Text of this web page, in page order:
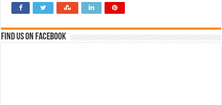
Find us on Facebook